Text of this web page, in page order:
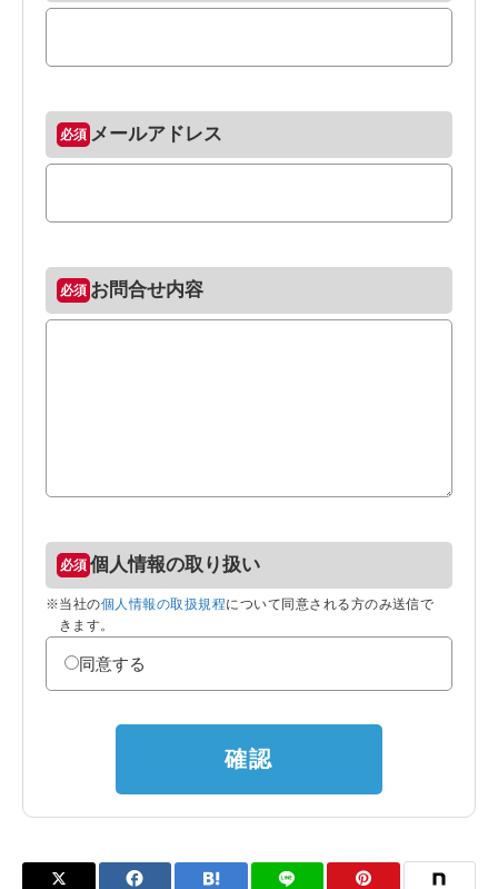
メールアドレス
お問合せ内容
個人情報の取り扱い
※当社の個人情報の取扱規程について同意される方のみ送信で
きます。
同意する
確認